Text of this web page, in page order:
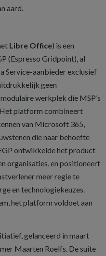
aard.
Libre Office) is een
(Espresso Gridpoint), al
Service-aanbieder exclusief
geen
werkplek die MSP’s
platform combineert
van Microsoft 365,
die naar behoefte
ontwikkelde het product
organisaties, en positioneert
meer regie te
en technologiekeuzes.
het platform voldoet aan
gelanceerd in maart
Maarten Roelfs. De suite